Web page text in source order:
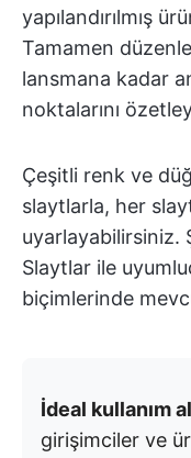
yapılandırılmış
Tamamen
lansmana kadar
noktalarını
Çeşitli renk ve
slaytlarla, her
uyarlayabilirsiniz.
Slaytlar ile
biçimlerinde
İdeal kullanım
girişimciler ve